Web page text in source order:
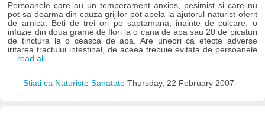
Persoanele care au un temperament anxios, pesimist si care nu
pot sa doarma din cauza grijilor pot apela la ajutorul naturist oferit
de arnica. Beti de trei ori pe saptamana, inainte de culcare, o
infuzie din doua grame de flori la o cana de apa sau 20 de picaturi
de tinctura la o ceasca de apa. Are uneori ca efecte adverse
iritarea tractului intestinal, de aceea trebuie evitata de persoanele
... read all
Stiati ca Naturiste Sanatate Thursday, 22 February 2007